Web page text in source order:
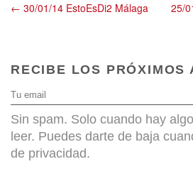
← 30/01/14 EstoEsDi2 Málaga 25/
RECIBE LOS PRÓXIMOS
Sin spam. Solo cuando hay
leer. Puedes darte de baja
de privacidad.